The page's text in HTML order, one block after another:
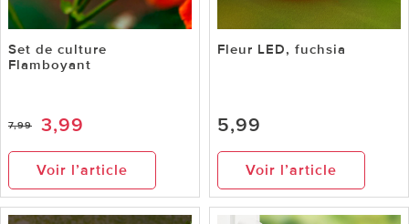
Set de culture
Flamboyant
7,99 3,99
Voir l’article
Fleur LED, fuchsia
5,99
Voir l’article